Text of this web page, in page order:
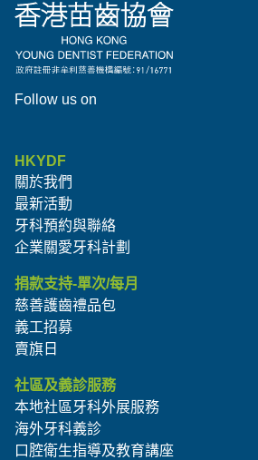
Follow us on
HKYDF
關於我們
最新活動
牙科預約與聯絡
企業關愛牙科計劃
捐款支持-單次/每月
慈善護齒禮品包
義工招募
賣旗日
社區及義診服務
本地社區牙科外展服務
海外牙科義診
口腔衛生指導及教育講座